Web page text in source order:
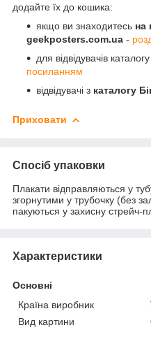
додайте їх до кошика:
якщо ви знаходитесь на
geekposters.com.ua -
для відвідувачів каталогу
посиланням
відвідувачі з каталогу
Приховати
Спосіб упаковки
Плакати відправляються у
згорнутими у трубочку (без
пакуються у захисну стрейч-
Характеристики
Основні
Країна виробник
Вид картини